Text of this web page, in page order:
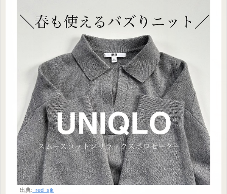
出典: _red_sjk